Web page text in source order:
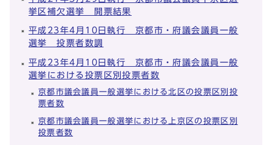
挙区補欠選挙 開票結果
平成23年4月10日執行 京都市・府議会議員一般
選挙 投票者数調
平成23年4月10日執行 京都市・府議会議員一般
選挙における投票区別投票者数
京都市議会議員一般選挙における北区の投票区別投
票者数
京都市議会議員一般選挙における上京区の投票区別
投票者数